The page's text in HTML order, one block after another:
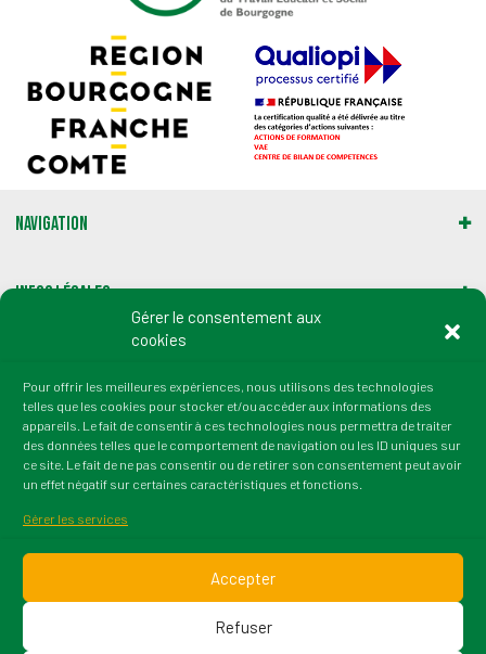
Gérer le consentement aux
cookies
Pour offrir les meilleures expériences, nous utilisons des technologies
telles que les cookies pour stocker et/ou accéder aux informations des
appareils. Le fait de consentir à ces technologies nous permettra de traiter
des données telles que le comportement de navigation ou les ID uniques sur
ce site. Le fait de ne pas consentir ou de retirer son consentement peut avoir
un effet négatif sur certaines caractéristiques et fonctions.
Gérer les services
Accepter
Refuser
Navigation
Infos légales
Adresse :
2 rue du Professeur Marion
21000 Dijon
tél. : 03 80 72 64 50
fax : 03 80 36 45 38